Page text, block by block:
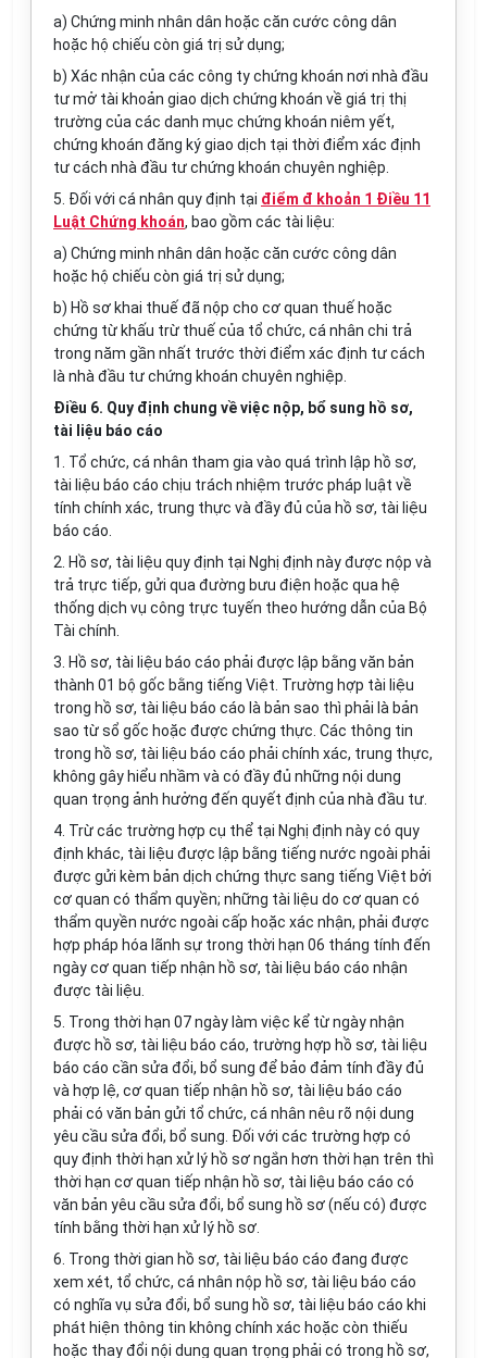
a) Chứng minh nhân dân hoặc căn cước công dân
hoặc hộ chiếu còn giá trị sử dụng;
b) Xác nhận của các công ty chứng khoán nơi nhà đầu
tư mở tài khoản giao dịch chứng khoán về giá trị thị
trường của các danh mục chứng khoán niêm yết,
chứng khoán đăng ký giao dịch tại thời điểm xác định
tư cách nhà đầu tư chứng khoán chuyên nghiệp.
5. Đối với cá nhân quy định tại điểm đ khoản 1 Điều 11
Luật Chứng khoán, bao gồm các tài liệu:
a) Chứng minh nhân dân hoặc căn cước công dân
hoặc hộ chiếu còn giá trị sử dụng;
b) Hồ sơ khai thuế đã nộp cho cơ quan thuế hoặc
chứng từ khấu trừ thuế của tổ chức, cá nhân chi trả
trong năm gần nhất trước thời điểm xác định tư cách
là nhà đầu tư chứng khoán chuyên nghiệp.
Điều 6. Quy định chung về việc nộp, bổ sung hồ sơ,
tài liệu báo cáo
1. Tổ chức, cá nhân tham gia vào quá trình lập hồ sơ,
tài liệu báo cáo chịu trách nhiệm trước pháp luật về
tính chính xác, trung thực và đầy đủ của hồ sơ, tài liệu
báo cáo.
2. Hồ sơ, tài liệu quy định tại Nghị định này được nộp và
trả trực tiếp, gửi qua đường bưu điện hoặc qua hệ
thống dịch vụ công trực tuyến theo hướng dẫn của Bộ
Tài chính.
3. Hồ sơ, tài liệu báo cáo phải được lập bằng văn bản
thành 01 bộ gốc bằng tiếng Việt. Trường hợp tài liệu
trong hồ sơ, tài liệu báo cáo là bản sao thì phải là bản
sao từ sổ gốc hoặc được chứng thực. Các thông tin
trong hồ sơ, tài liệu báo cáo phải chính xác, trung thực,
không gây hiểu nhầm và có đầy đủ những nội dung
quan trọng ảnh hưởng đến quyết định của nhà đầu tư.
4. Trừ các trường hợp cụ thể tại Nghị định này có quy
định khác, tài liệu được lập bằng tiếng nước ngoài phải
được gửi kèm bản dịch chứng thực sang tiếng Việt bởi
cơ quan có thẩm quyền; những tài liệu do cơ quan có
thẩm quyền nước ngoài cấp hoặc xác nhận, phải được
hợp pháp hóa lãnh sự trong thời hạn 06 tháng tính đến
ngày cơ quan tiếp nhận hồ sơ, tài liệu báo cáo nhận
được tài liệu.
5. Trong thời hạn 07 ngày làm việc kể từ ngày nhận
được hồ sơ, tài liệu báo cáo, trường hợp hồ sơ, tài liệu
báo cáo cần sửa đổi, bổ sung để bảo đảm tính đầy đủ
và hợp lệ, cơ quan tiếp nhận hồ sơ, tài liệu báo cáo
phải có văn bản gửi tổ chức, cá nhân nêu rõ nội dung
yêu cầu sửa đổi, bổ sung. Đối với các trường hợp có
quy định thời hạn xử lý hồ sơ ngắn hơn thời hạn trên thì
thời hạn cơ quan tiếp nhận hồ sơ, tài liệu báo cáo có
văn bản yêu cầu sửa đổi, bổ sung hồ sơ (nếu có) được
tính bằng thời hạn xử lý hồ sơ.
6. Trong thời gian hồ sơ, tài liệu báo cáo đang được
xem xét, tổ chức, cá nhân nộp hồ sơ, tài liệu báo cáo
có nghĩa vụ sửa đổi, bổ sung hồ sơ, tài liệu báo cáo khi
phát hiện thông tin không chính xác hoặc còn thiếu
hoặc thay đổi nội dung quan trọng phải có trong hồ sơ,